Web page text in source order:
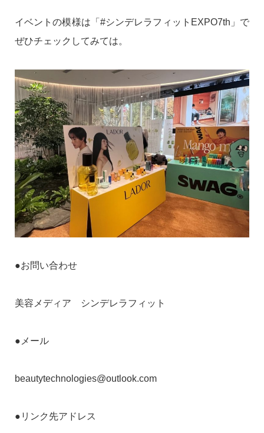
イベントの模様は「#シンデレラフィットEXPO7th」で
ぜひチェックしてみては。
●お問い合わせ
美容メディア シンデレラフィット
●メール
beautytechnologies@outlook.com
●リンク先アドレス